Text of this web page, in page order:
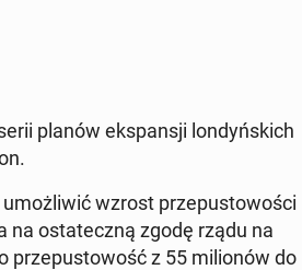
planów eks­pan­sji lon­dyń­skich
wzrost prze­pu­sto­wo­ści
na osta­tecz­ną zgodę rządu na
prze­pu­sto­wość z 55 mi­lio­nów do